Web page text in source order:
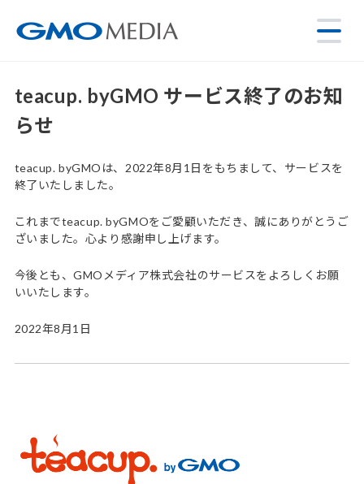
teacup. byGMO サービス終了のお知
らせ
teacup. byGMOは、2022年8月1日をもちまして、サービスを
終了いたしました。
これまでteacup. byGMOをご愛顧いただき、誠にありがとうご
ざいました。心より感謝申し上げます。
今後とも、GMOメディア株式会社のサービスをよろしくお願
いいたします。
2022年8月1日